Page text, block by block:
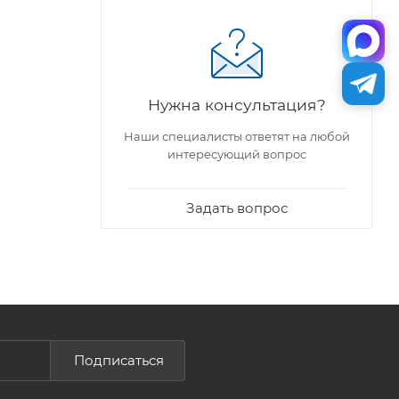
Нужна консультация?
Наши специалисты ответят на любой
интересующий вопрос
Задать вопрос
Подписаться